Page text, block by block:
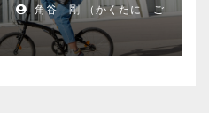
角谷 剛 （かくたに ご